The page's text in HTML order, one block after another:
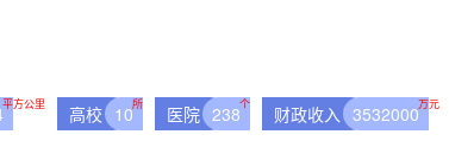
平方公里 高校 10所 医院 238个 财政收入 3532000万元